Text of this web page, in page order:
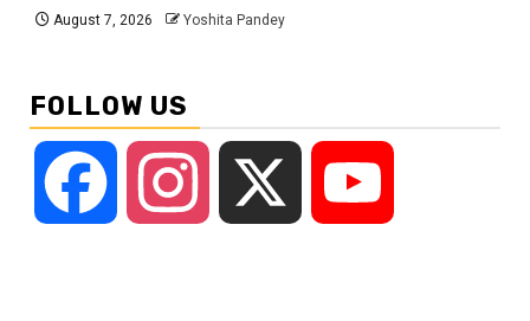
August 7, 2026 Yoshita Pandey
FOLLOW US
Facebook Instagram